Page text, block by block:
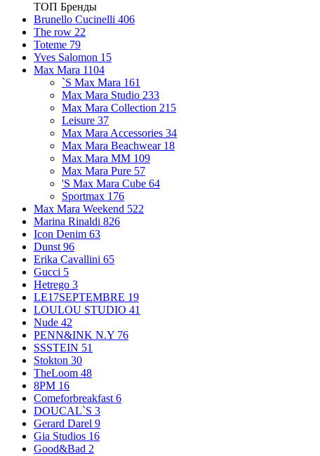
ТОП Бренды
Brunello Cucinelli 406
The row 22
Toteme 79
Yves Salomon 15
Max Mara 1104
`S Max Mara 161
Max Mara Studio 233
Max Mara Collection 215
Leisure 37
Max Mara Accessories 34
Max Mara Beachwear 18
Max Mara MM 109
Max Mara Pure 57
'S Max Mara Cube 64
Sportmax 176
Max Mara Weekend 522
Marina Rinaldi 826
Icon Denim 63
Dunst 96
Erika Cavallini 65
Gucci 5
Hetrego 3
LE17SEPTEMBRE 19
LOULOU STUDIO 41
Nude 42
PENN&INK N.Y 76
SSSTEIN 51
Stokton 30
TheLoom 48
8PM 16
Comeforbreakfast 6
DOUCAL`S 3
Gerard Darel 9
Gia Studios 16
Good&Bad 2